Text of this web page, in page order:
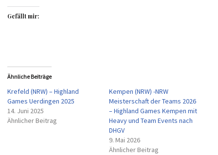
Gefällt mir:
Ähnliche Beiträge
Krefeld (NRW) – Highland
Games Uerdingen 2025
14. Juni 2025
Ähnlicher Beitrag
Kempen (NRW) -NRW
Meisterschaft der Teams 2026
– Highland Games Kempen mit
Heavy und Team Events nach
DHGV
9. Mai 2026
Ähnlicher Beitrag